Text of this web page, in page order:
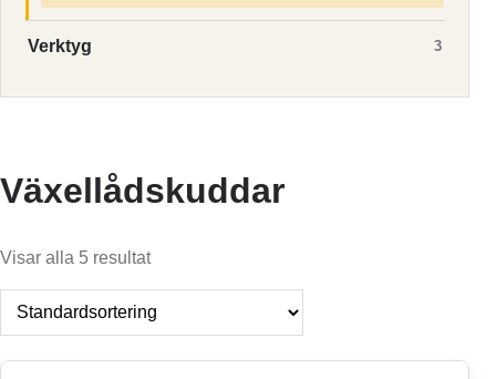
Verktyg 3
Växellådskuddar
Visar alla 5 resultat